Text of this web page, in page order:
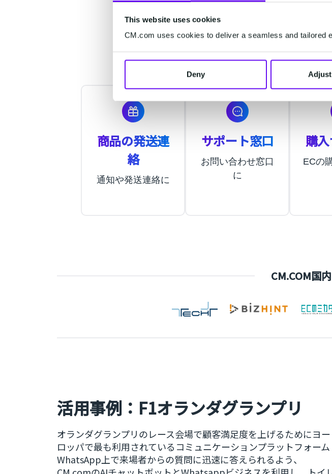
This website uses cookies
CM.com uses cookies to deliver a seamless and tailored
Deny
利
商品の発送連
絡
通知や発送連絡に
サポート窓口
お問い合わせ窓口
に
購
ECの
CM.COM国
活用事例：F1オランダグランプリ
オランダグランプリのレース会場で顧客満足度を上げるためにヨー
ロッパで最も利用されているコミュニケーションプラットフォーム
WhatsApp上で来場者からの質問に迅速に答えられるよう、